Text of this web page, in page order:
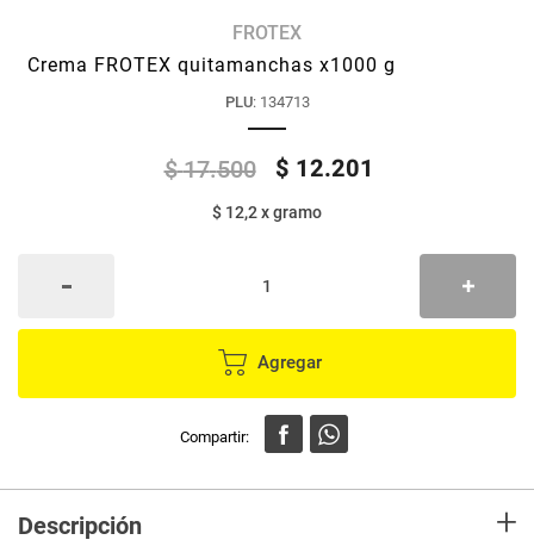
FROTEX
Crema FROTEX quitamanchas x1000 g
PLU: 134713
$ 17.500 $ 12.201
$ 12,2xgramo
Agregar
Descripción +